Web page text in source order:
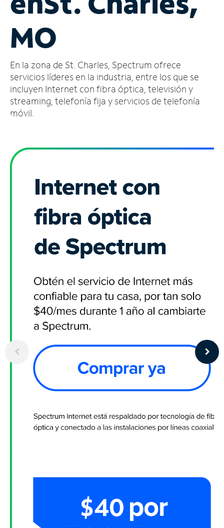
cuenta
Encuentra
tienda
MO
En la zona de St. Charles, Spectrum ofrece
servicios líderes en la industria, entre los que se
incluyen Internet con fibra óptica, televisión y
streaming, telefonía fija y servicios de telefonía
móvil.